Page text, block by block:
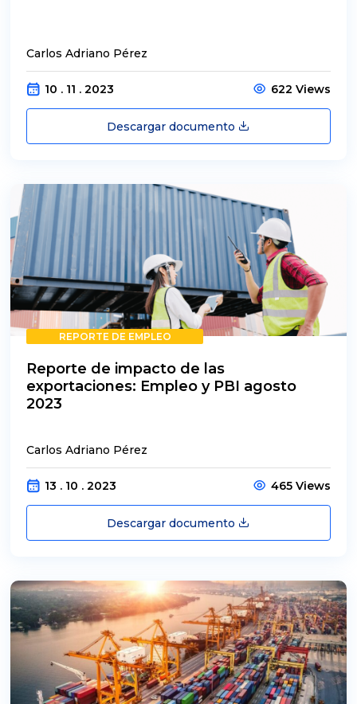
Carlos Adriano Pérez
10 . 11 . 2023 622 Views
Descargar documento
REPORTE DE EMPLEO
Reporte de impacto de las
exportaciones: Empleo y PBI agosto
2023
Carlos Adriano Pérez
13 . 10 . 2023 465 Views
Descargar documento